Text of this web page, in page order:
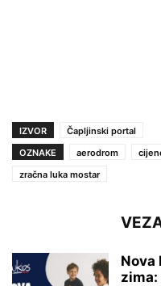
IZVOR
Čapljinski portal
OZNAKE
aerodrom
zračna luka mostar
Nova